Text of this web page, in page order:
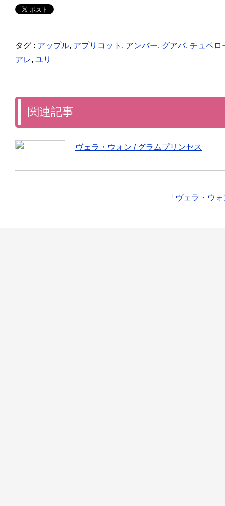
タグ : アップル, アプリコット , アンバー, グアバ, チュベロ
アレ, ユリ
関連記事
ヴェラ・ウォン / グラムプリンセス
「 ヴェラ・ウ